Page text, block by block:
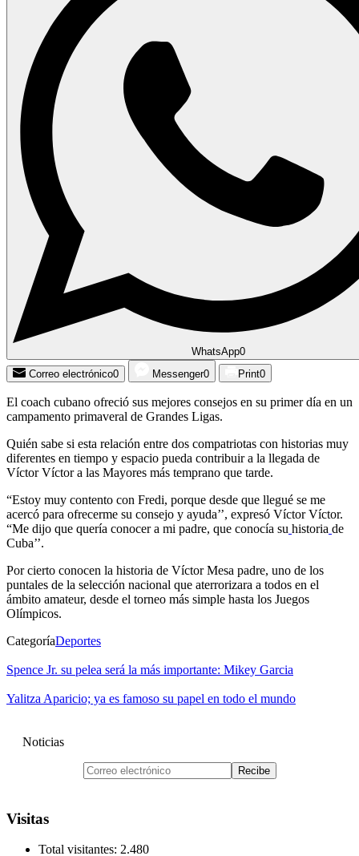
WhatsApp0
Correo electrónico0 Messenger0 Print0
El coach cubano ofreció sus mejores consejos en su primer día en un
campamento primaveral de Grandes Ligas.
Quién sabe si esta relación entre dos compatriotas con historias muy
diferentes en tiempo y espacio pueda contribuir a la llegada de
Víctor Víctor a las Mayores más temprano que tarde.
“Estoy muy contento con Fredi, porque desde que llegué se me
acercó para ofrecerme su consejo y ayuda’’, expresó Víctor Víctor.
“Me dijo que quería conocer a mi padre, que conocía su historia de
Cuba’’.
Por cierto conocen la historia de Víctor Mesa padre, uno de los
puntales de la selección nacional que aterrorizara a todos en el
ámbito amateur, desde el torneo más simple hasta los Juegos
Olímpicos.
CategoríaDeportes
Spence Jr. su pelea será la más importante: Mikey Garcia
Yalitza Aparicio; ya es famoso su papel en todo el mundo
Noticias
Visitas
Total visitantes: 2.480